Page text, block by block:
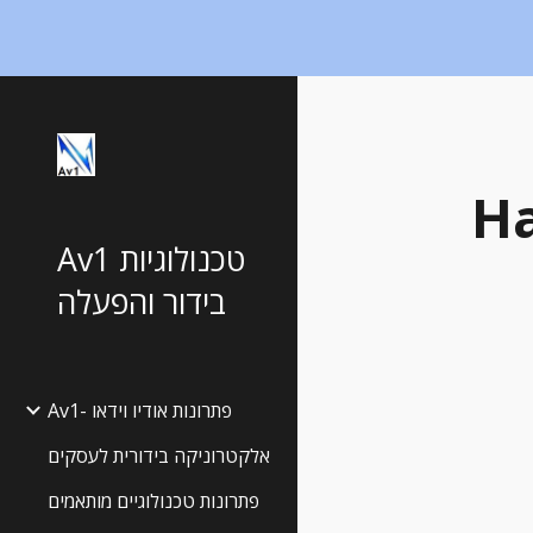
Av1 טכנולוגיות
בידור והפעלה
Av1- פתרונות אודיו וידאו
אלקטרוניקה בידורית לעסקים
פתרונות טכנולוגיים מותאמים